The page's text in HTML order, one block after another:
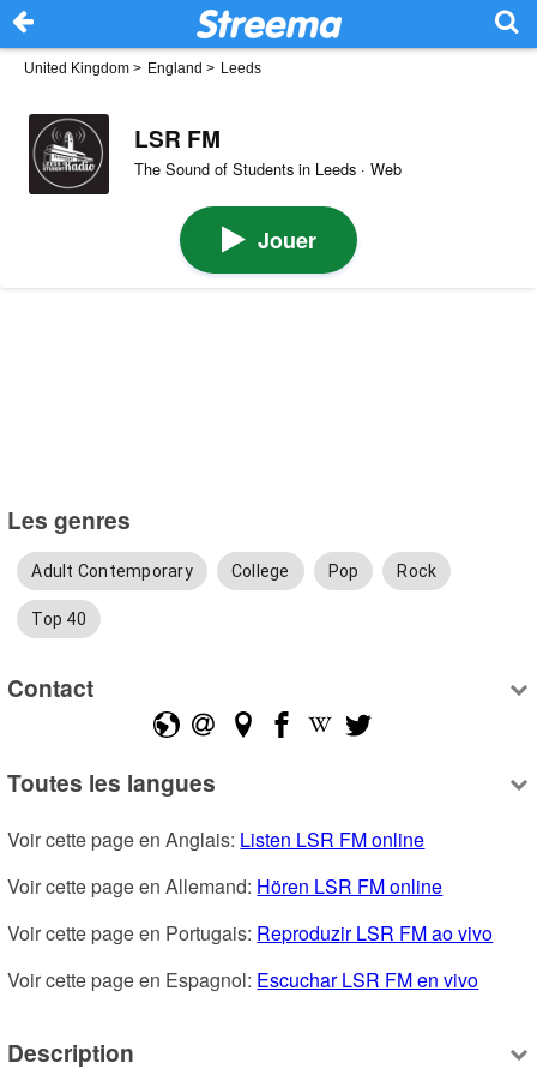
United Kingdom > England > Leeds
LSR FM
The Sound of Students in Leeds · Web
Jouer
Les genres
Adult Contemporary College Pop Rock
Top 40
Contact
Toutes les langues
Voir cette page en Anglais: Listen LSR FM online
Voir cette page en Allemand: Hören LSR FM online
Voir cette page en Portugais: Reproduzir LSR FM ao vivo
Voir cette page en Espagnol: Escuchar LSR FM en vivo
Description